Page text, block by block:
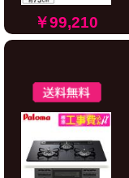
￥99,210